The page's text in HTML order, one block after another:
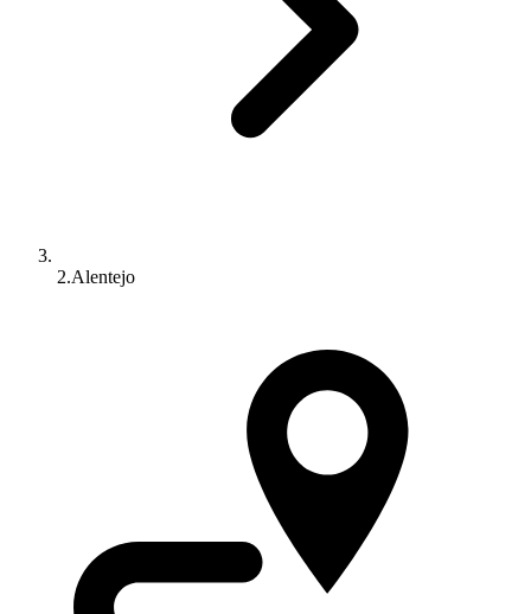
2.Alentejo